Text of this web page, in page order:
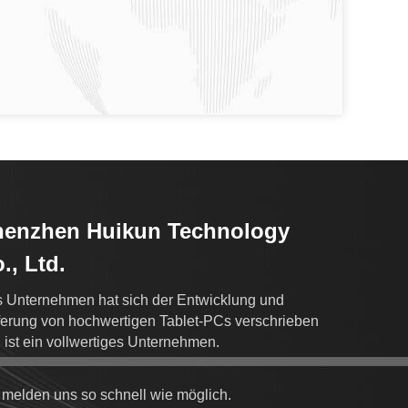
Huikun Technology
Ltd.
Unternehmen hat sich der Entwicklung und
von hochwertigen Tablet-PCs verschrieben
ist ein vollwertiges Unternehmen.
uns so schnell wie möglich.